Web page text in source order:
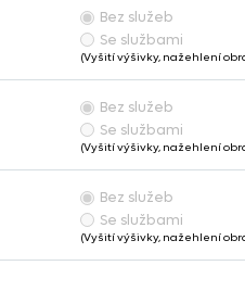
Bez služeb
Se službami
(Vyšití výšivky, nažehlení
Bez služeb
Se službami
(Vyšití výšivky, nažehlení
Bez služeb
Se službami
(Vyšití výšivky, nažehlení